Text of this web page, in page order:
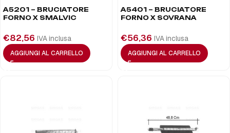
A5201 – BRUCIATORE
FORNO X SMALVIC
€82,56 IVA inclusa
AGGIUNGI AL CARRELLO
A5401 – BRUCIATORE
FORNO X SOVRANA
€56,36 IVA inclusa
AGGIUNGI AL CARRELLO